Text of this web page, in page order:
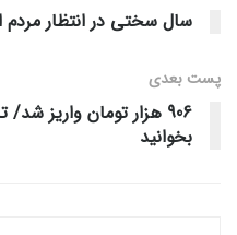
سال سختی در انتظار
پست‌ بعدی
906 هزار تومان واریز
بخوانید